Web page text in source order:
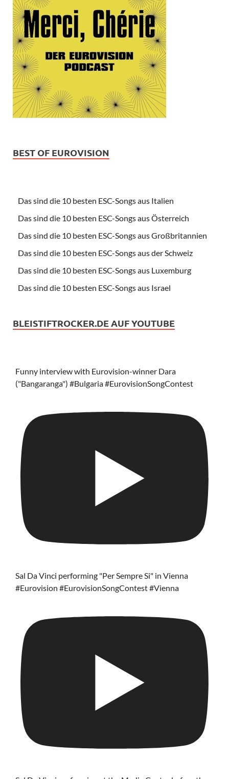
BEST OF EUROVISION
Das sind die 10 besten ESC-Songs aus Italien
Das sind die 10 besten ESC-Songs aus Österreich
Das sind die 10 besten ESC-Songs aus Großbritannien
Das sind die 10 besten ESC-Songs aus der Schweiz
Das sind die 10 besten ESC-Songs aus Luxemburg
Das sind die 10 besten ESC-Songs aus Israel
BLEISTIFTROCKER.DE AUF YOUTUBE
Funny interview with Eurovision-winner Dara
("Bangaranga") #Bulgaria #EurovisionSongContest
Sal Da Vinci performing "Per Sempre Si" in Vienna
#Eurovision #EurovisionSongContest #Vienna